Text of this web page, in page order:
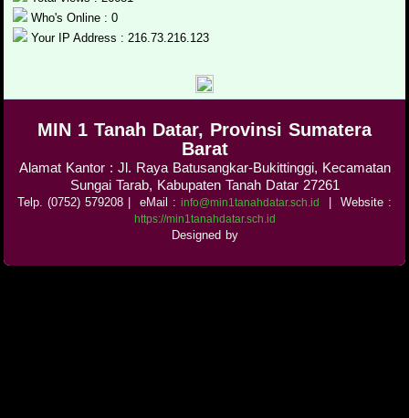
Who's Online : 0
Your IP Address : 216.73.216.123
.
MIN 1 Tanah Datar, Provinsi Sumatera
Barat
Alamat Kantor : Jl. Raya Batusangkar-Bukittinggi, Kecamatan
Sungai Tarab, Kabupaten Tanah Datar 27261
Telp. (0752) 579208 | eMail : info@min1tanahdatar.sch.id Website :
https://min1tanahdatar.sch.id
Designed by
.